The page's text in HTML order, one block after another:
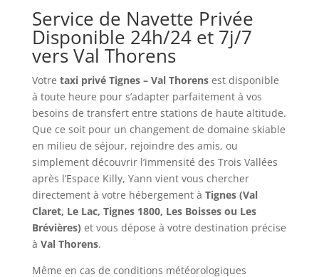
Service de Navette Privée
Disponible 24h/24 et 7j/7
vers Val Thorens
Votre taxi privé Tignes – Val Thorensest disponible
à toute heure pour s’adapter parfaitement à vos
besoins de transfert entre stations de haute altitude.
Que ce soit pour un changement de domaine skiable
en milieu de séjour, rejoindre des amis, ou
simplement découvrir l’immensité des Trois Vallées
après l’Espace Killy, Yann vient vous chercher
directement à votre hébergement à Tignes (Val
Claret, Le Lac, Tignes 1800, Les Boisses ou Les
Brévières) et vous dépose à votre destination précise
à Val Thorens.
Même en cas de conditions météorologiques